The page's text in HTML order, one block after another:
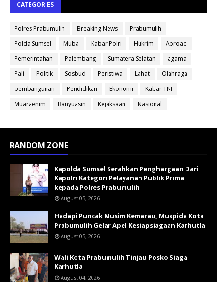
CATEGORIES
Polres Prabumulih Breaking News
Prabumulih
Polda Sumsel
Muba Kabar Polri Hukrim
Abroad
Pemerintahan
Palembang Sumatera Selatan
agama
Pali
Politik Sosbud Peristiwa Lahat
Olahraga
pembangunan
Pendidikan Ekonomi
Kabar TNI
Muaraenim
Banyuasin Kejaksaan Nasional
RANDOM ZONE
Kapolda Sumsel Serahkan Penghargaan Dari
Kapolri Kategori Pelayanan Publik Prima
kepada Polres Prabumulih
August 05, 2026
Hadapi Puncak Musim Kemarau, Muspida Kota
Prabumulih Gelar Apel Kesiapsiagaan Karhutla
August 05, 2026
Wali Kota Prabumulih Tinjau Posko Siaga
Karhutla
August 04, 2026